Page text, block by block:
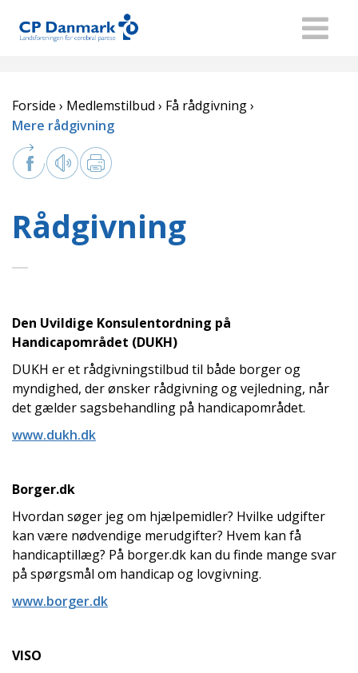
Forside Medlemstilbud
Få rådgivning
Mere rådgivning
Rådgivning
Den Uvildige Konsulentordning på
Handicapområdet (DUKH)
DUKH er et rådgivningstilbud til både borger og
myndighed, der ønsker rådgivning og vejledning, når
det gælder sagsbehandling på handicapområdet.
www.dukh.dk
Borger.dk
Hvordan søger jeg om hjælpemidler? Hvilke udgifter
kan være nødvendige merudgifter? Hvem kan få
handicaptillæg? På borger.dk kan du finde mange svar
på spørgsmål om handicap og lovgivning.
www.borger.dk
VISO